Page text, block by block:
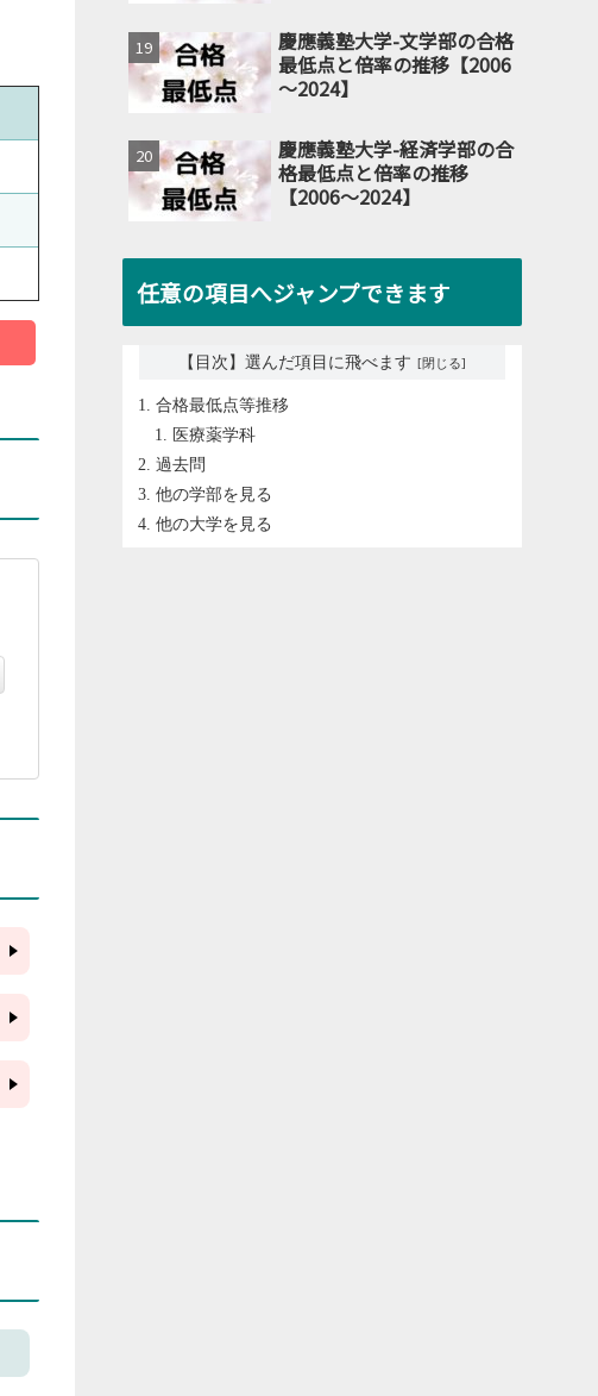
慶應義塾大学-文学部の合格
最低点と倍率の推移【2006
～2024】
慶應義塾大学-経済学部の合
格最低点と倍率の推移
【2006～2024】
任意の項目へジャンプできます
【目次】選んだ項目に飛べます
合格最低点等推移
医療薬学科
過去問
他の学部を見る
他の大学を見る